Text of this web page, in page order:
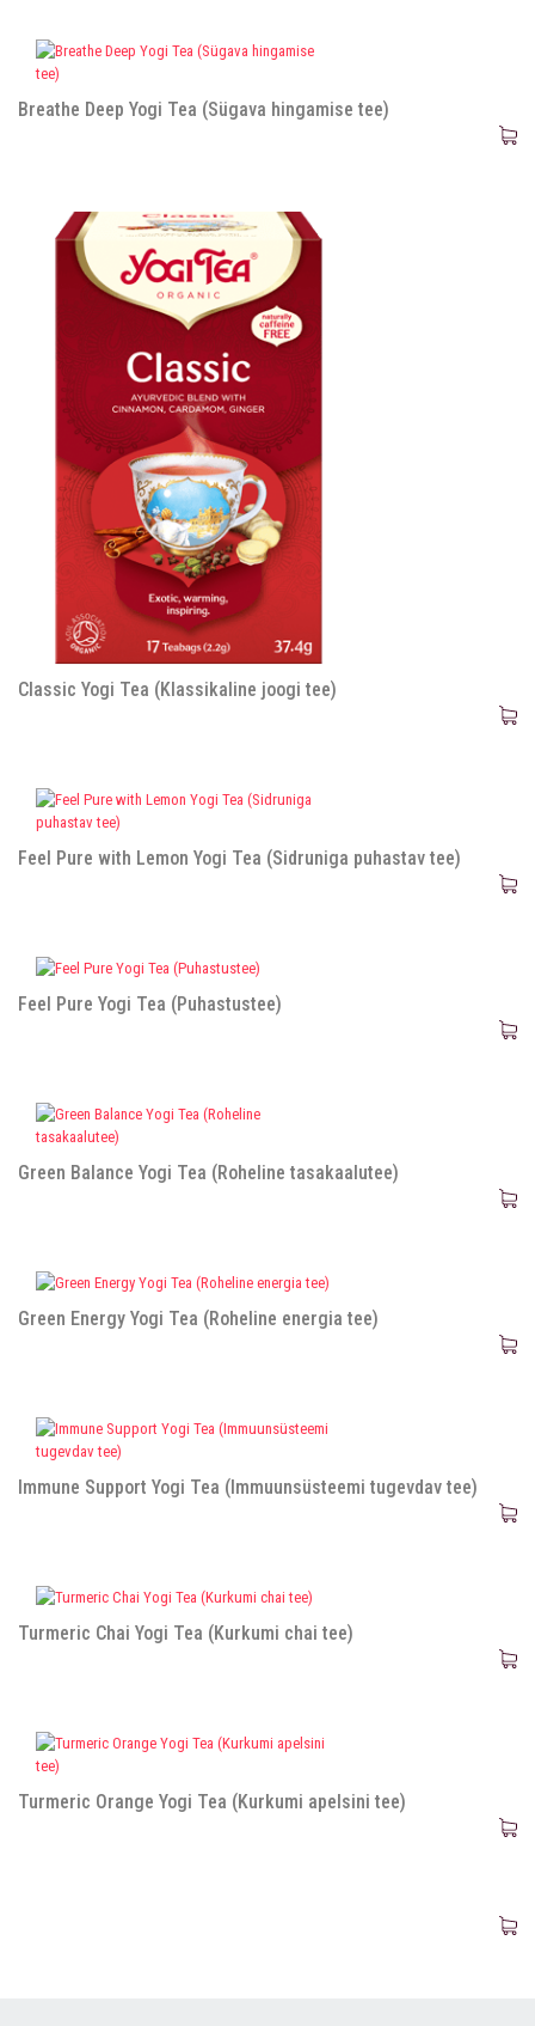
Breathe Deep Yogi Tea (Sügava hingamise tee)
Classic Yogi Tea (Klassikaline joogi tee)
Feel Pure with Lemon Yogi Tea (Sidruniga puhastav tee)
Feel Pure Yogi Tea (Puhastustee)
Green Balance Yogi Tea (Roheline tasakaalutee)
Green Energy Yogi Tea (Roheline energia tee)
Immune Support Yogi Tea (Immuunsüsteemi tugevdav tee)
Turmeric Chai Yogi Tea (Kurkumi chai tee)
Turmeric Orange Yogi Tea (Kurkumi apelsini tee)